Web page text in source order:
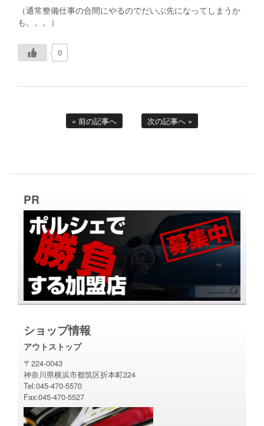
（通常整備仕事の合間にやるのでだいぶ先になってしまうか
も。。。）
0
« 前の記事へ 次の記事へ »
PR
ショップ情報
アウトストップ
〒224-0043
神奈川県横浜市都筑区折本町224
Tel:045-470-5570
Fax:045-470-5527